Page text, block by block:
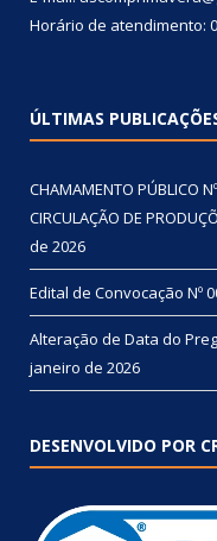
Horário de atendimento:
ÚLTIMAS
CHAMAMENTO PÚBLICO
CIRCULAÇÃO DE
de 2026
Edital de Convocação Nº
Alteração de Data do
janeiro de 2026
DESENVOLVIDO POR